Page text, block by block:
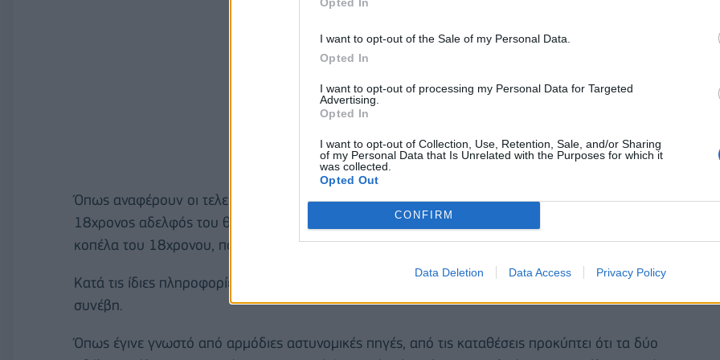
I want to opt-out of the Sale of my Personal Data.
Opted In
I want to opt-out of processing my Personal Data for Targeted
Advertising.
Opted In
I want to opt-out of Collection, Use, Retention, Sale, and/or Sharing
of my Personal Data that Is Unrelated with the Purposes for which it
was collected.
Opted Out
CONFIRM
Data Deletion Data Access Privacy Policy
Όπως αναφέρουν οι τελευταίες πληροφορίες από την Αστυνομία, κρατείται και ανακρίνεται ο
18χρονος αδελφός του θύματος, ενώ καταθέσεις δίνουν η μητέρα και η γιαγιά τους, καθώς και η
κοπέλα του 18χρονου, που βρίσκονταν στο σπίτι.
Κατά τις ίδιες πληροφορίες, ο 18χρονος ομολόγησε το πρωί την πράξη του και περιέγραψε τι
συνέβη.
Όπως έγινε γνωστό από αρμόδιες αστυνομικές πηγές, από τις καταθέσεις προκύπτει ότι τα δύο